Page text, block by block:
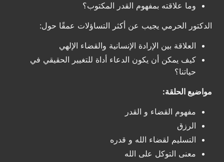
وما علاقته بمفهوم القدر المكتوب؟
الدكتور الحرمي يجيب عن أكثر التساؤلات عمقًا حول:
العلاقة بين الإرادة الإنسانية والقضاء الإلهي
كيف يمكن أن يكون الدعاء أداة للتغيير الحقيقي في
حياتنا؟
مواضيع الحلقة:
مفهوم القضاء و القدر
الرزق
التسليم لقضاء الله و قدره
معنى التوكل على الله